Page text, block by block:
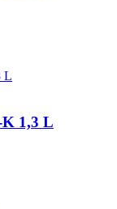
1,3 L